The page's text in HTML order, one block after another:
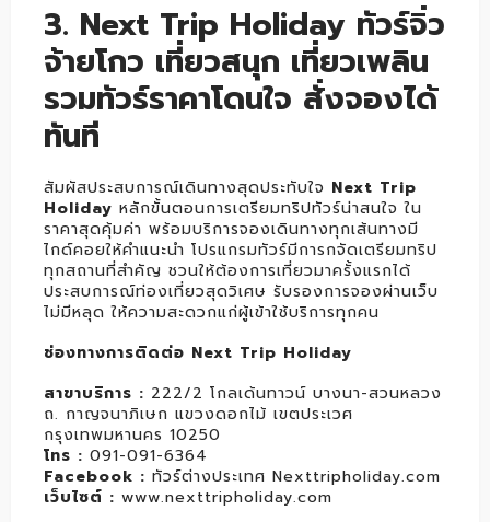
3. Next Trip Holiday ทัวร์จิ่ว
จ้ายโกว เที่ยวสนุก เที่ยวเพลิน
รวมทัวร์ราคาโดนใจ สั่งจองได้
ทันที
สัมผัสประสบการณ์เดินทางสุดประทับใจ Next Trip
Holiday หลักขั้นตอนการเตรียมทริปทัวร์น่าสนใจ ใน
ราคาสุดคุ้มค่า พร้อมบริการจองเดินทางทุกเส้นทางมี
ไกด์คอยให้คำแนะนำ โปรแกรมทัวร์มีการกจัดเตรียมทริป
ทุกสถานที่สำคัญ ชวนให้ต้องการเที่ยวมาครั้งแรกได้
ประสบการณ์ท่องเที่ยวสุดวิเศษ รับรองการจองผ่านเว็บ
ไม่มีหลุด ให้ความสะดวกแก่ผู้เข้าใช้บริการทุกคน
ช่องทางการติดต่อ Next Trip Holiday
สาขาบริการ : 222/2 โกลเด้นทาวน์ บางนา-สวนหลวง
ถ. กาญจนาภิเษก แขวงดอกไม้ เขตประเวศ
กรุงเทพมหานคร 10250
โทร : 091-091-6364
Facebook : ทัวร์ต่างประเทศ Nexttripholiday.com
เว็บไซต์ : www.nexttripholiday.com